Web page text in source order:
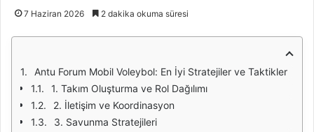
7 Haziran 2026 2 dakika okuma süresi
Antu Forum Mobil Voleybol: En İyi Stratejiler ve Taktikler
1. Takım Oluşturma ve Rol Dağılımı
2. İletişim ve Koordinasyon
3. Savunma Stratejileri